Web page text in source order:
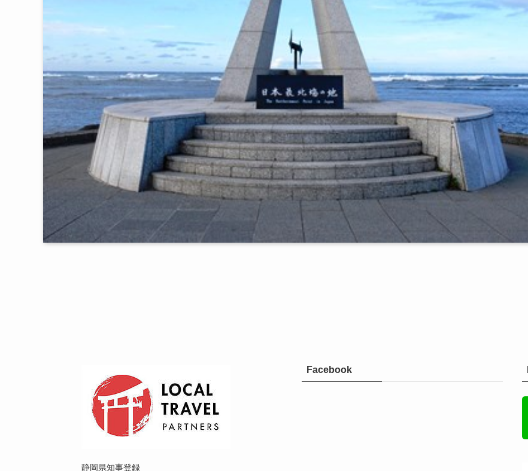
静岡県知事登録
Facebook